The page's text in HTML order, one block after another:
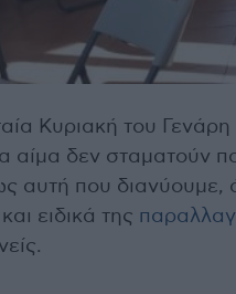
Κυριακή του
αίμα δεν σταματούν
αυτή που διανύουμε,
ειδικά της